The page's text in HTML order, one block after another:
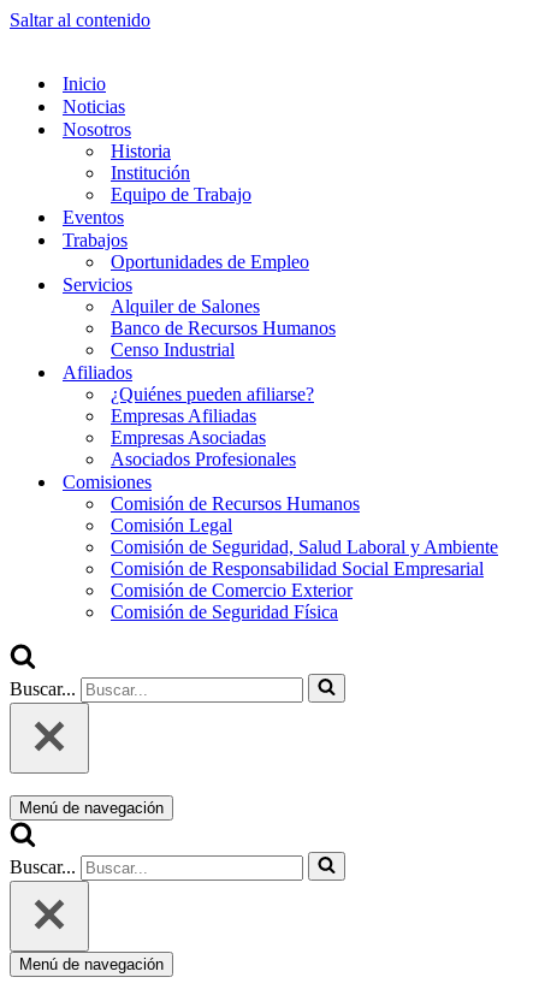
Saltar al contenido
Inicio
Noticias
Nosotros
Historia
Institución
Equipo de Trabajo
Eventos
Trabajos
Oportunidades de Empleo
Servicios
Alquiler de Salones
Banco de Recursos Humanos
Censo Industrial
Afiliados
¿Quiénes pueden afiliarse?
Empresas Afiliadas
Empresas Asociadas
Asociados Profesionales
Comisiones
Comisión de Recursos Humanos
Comisión Legal
Comisión de Seguridad, Salud Laboral y Ambiente
Comisión de Responsabilidad Social Empresarial
Comisión de Comercio Exterior
Comisión de Seguridad Física
Buscar...
Menú de navegación
Buscar...
Menú de navegación